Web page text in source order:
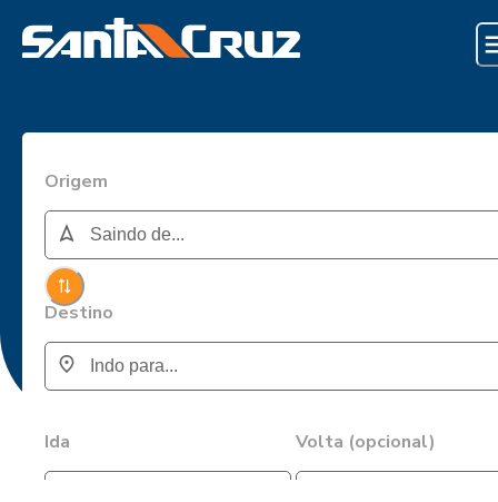
Origem
Destino
Ida Volta (opcional)